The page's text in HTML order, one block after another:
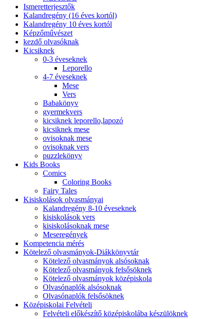
Ismeretterjesztők
Kalandregény (16 éves kortól)
Kalandregény 10 éves kortól
Képzőművészet
kezdő olvasóknak
Kicsiknek
0-3 éveseknek
Leporello
4-7 éveseknek
Mese
Vers
Babakönyv
gyermekvers
kicsiknek leporello,lapozó
kicsiknek mese
ovisoknak mese
ovisoknak vers
puzzlekönyv
Kids Books
Comics
Coloring Books
Fairy Tales
Kisiskolások olvasmányai
Kalandregény 8-10 éveseknek
kisiskolások vers
kisiskolásoknak mese
Meseregények
Kompetencia mérés
Kötelező olvasmányok-Diákkönyvtár
Kötelező olvasmányok alsósoknak
Kötelező olvasmányok felsősöknek
Kötelező olvasmányok középiskola
Olvasónaplók alsósoknak
Olvasónaplók felsősöknek
Középiskolai Felvételi
Felvételi előkészítő középiskolába készülöknek